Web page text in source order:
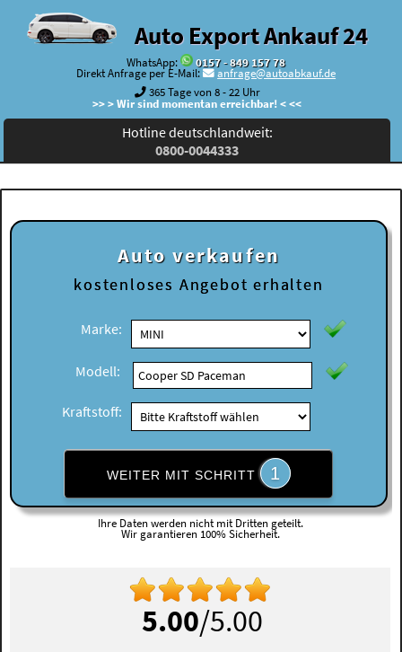
Auto Export Ankauf 24
WhatsApp:
0157 - 849 157 78
Direkt Anfrage per E-Mail:
anfrage@autoabkauf.de
365 Tage von 8 - 22 Uhr
>> > Wir sind momentan erreichbar! < <<
Hotline deutschlandweit:
0800-0044333
Auto verkaufen
kostenloses Angebot erhalten
Marke:
Modell:
Kraftstoff:
WEITER MIT SCHRITT 1
Ihre Daten werden nicht mit Dritten geteilt.
Wir garantieren 100% Sicherheit.
5.00/5.00